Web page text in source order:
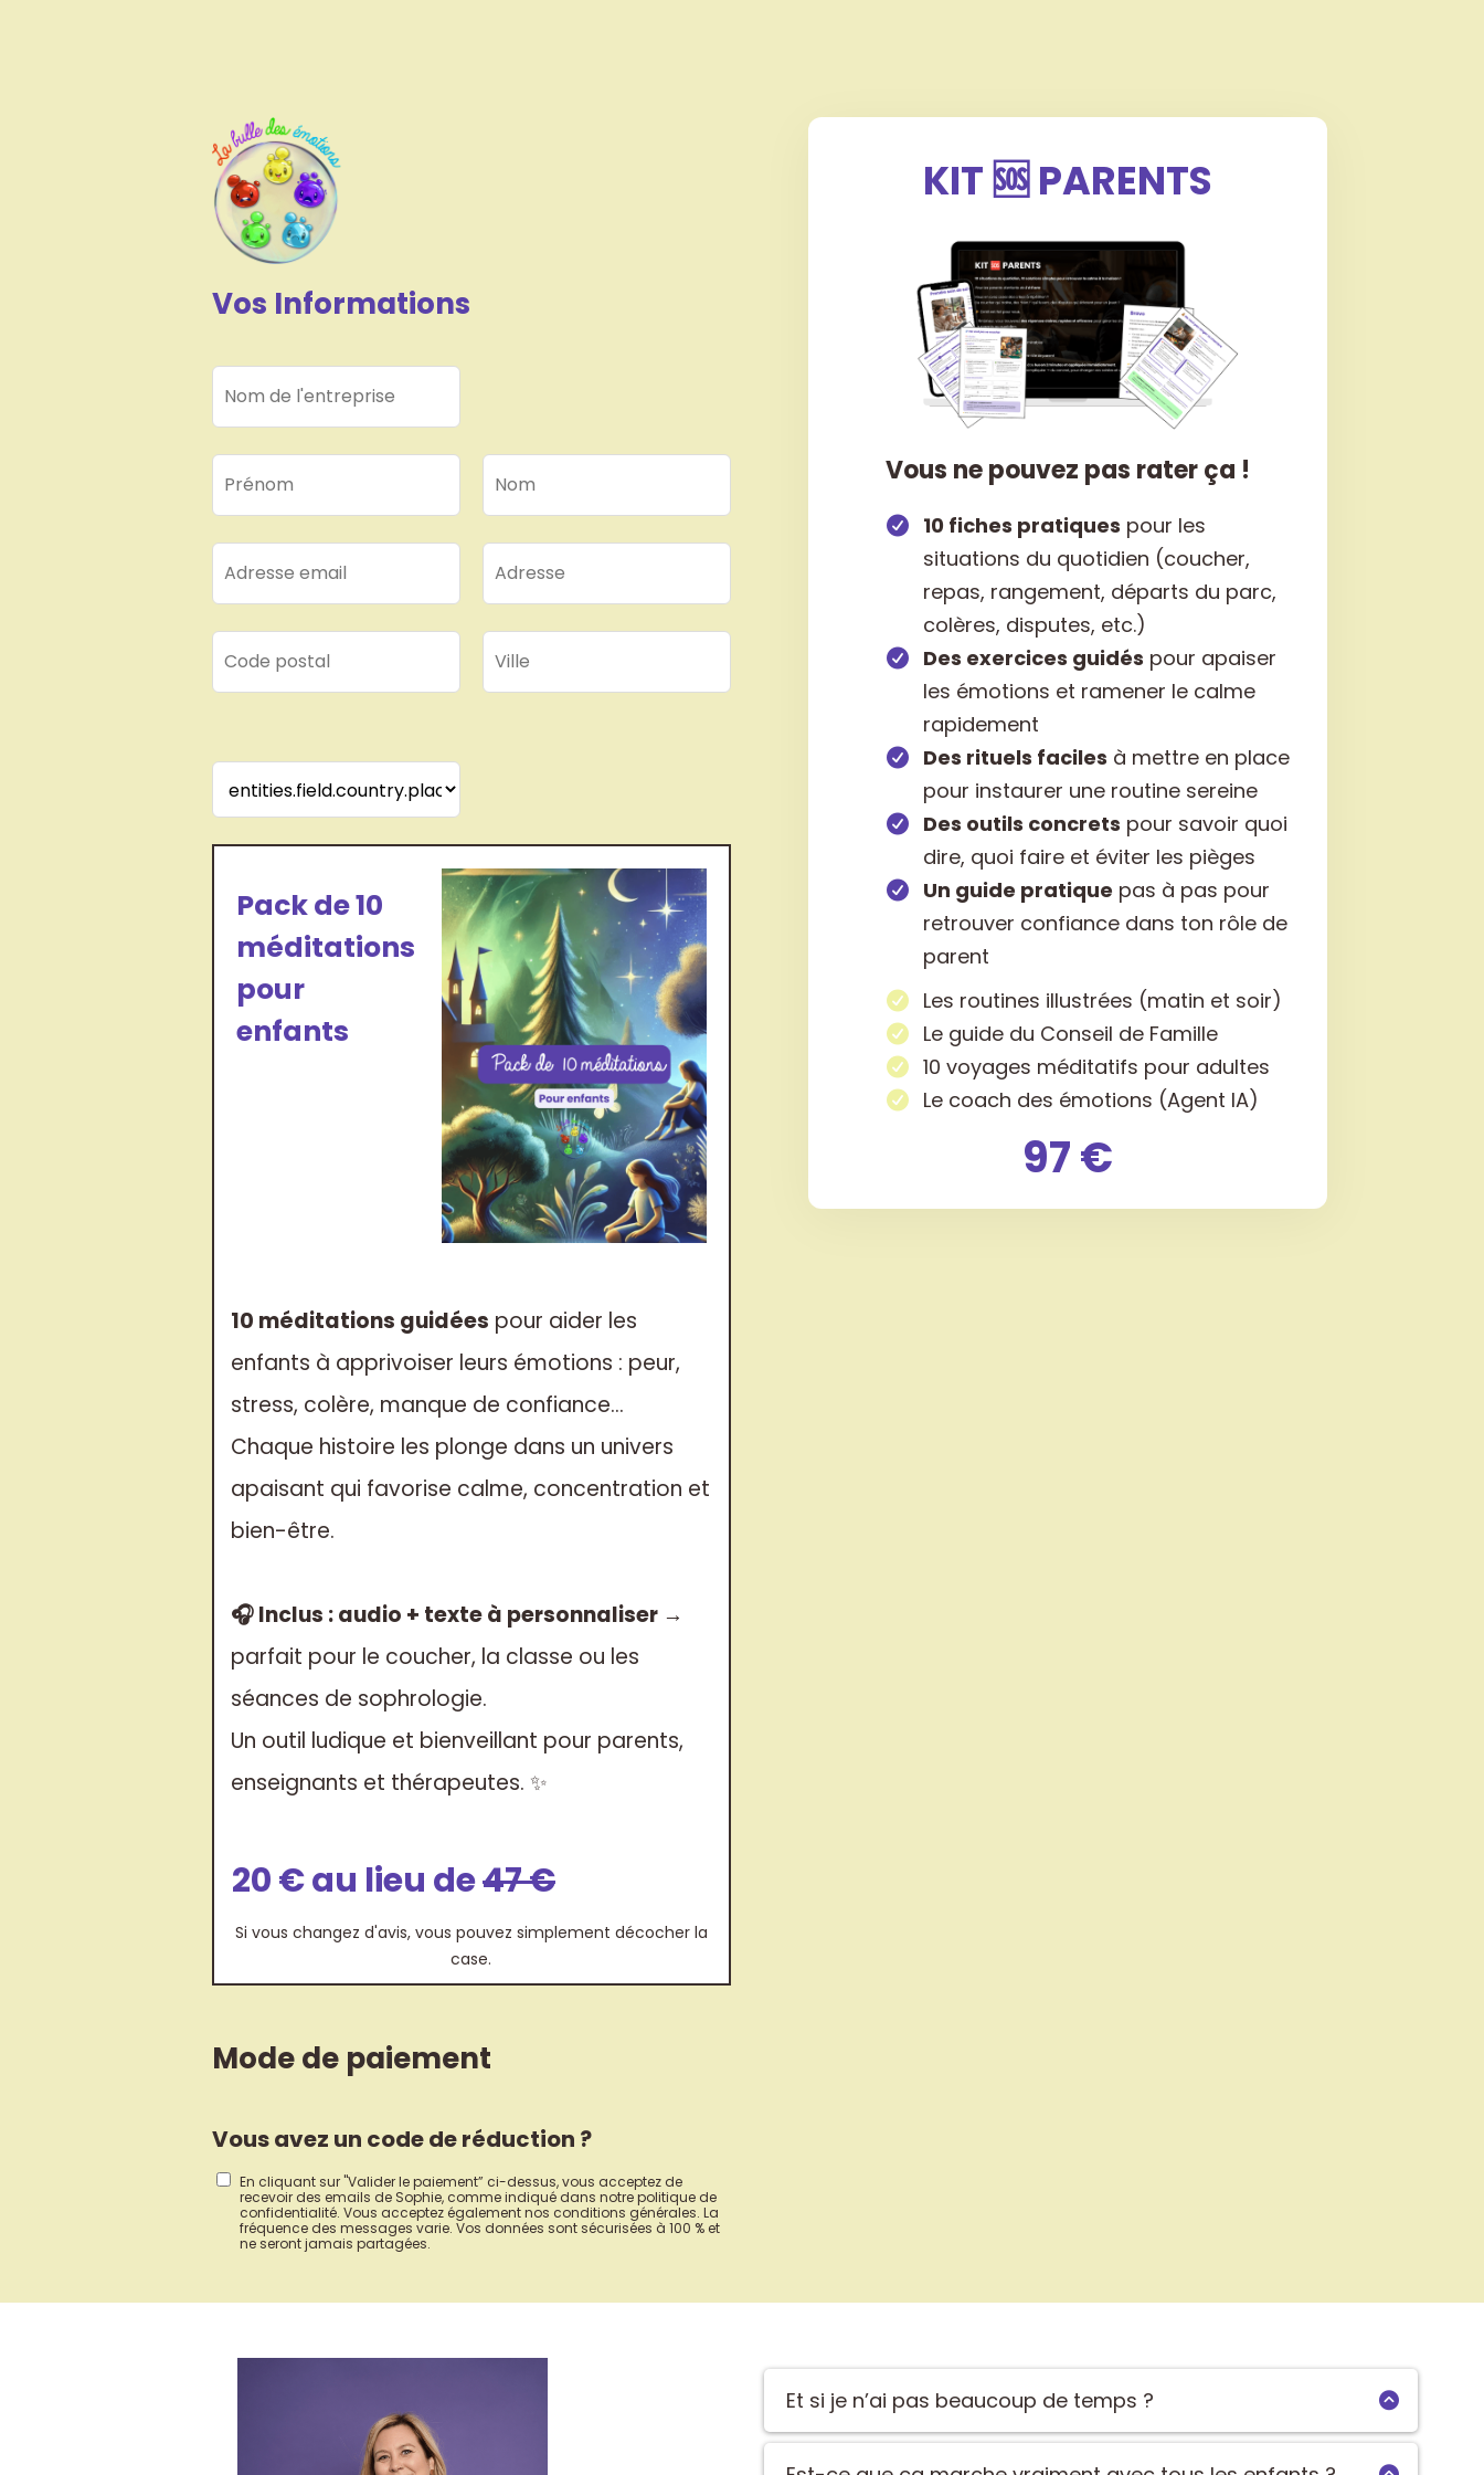
Vos Informations
Pack de 10
méditations
pour
enfants
10 méditations guidées pour aider les
enfants à apprivoiser leurs émotions : peur,
stress, colère, manque de confiance…
Chaque histoire les plonge dans un univers
apaisant qui favorise calme, concentration et
bien-être.
🎧 Inclus : audio + texte à personnaliser →
parfait pour le coucher, la classe ou les
séances de sophrologie.
Un outil ludique et bienveillant pour parents,
enseignants et thérapeutes. ✨
20 € au lieu de47 €
Si vous changez d'avis, vous pouvez simplement décocher la
case.
Mode de paiement
Vous avez un code de réduction ?
En cliquant sur "Valider le paiement” ci-dessus, vous acceptez de
recevoir des emails de Sophie, comme indiqué dans notre politique de
confidentialité. Vous acceptez également nos conditions générales. La
fréquence des messages varie. Vos données sont sécurisées à 100 % et
ne seront jamais partagées.
KIT 🆘 PARENTS
Vous ne pouvez pas rater ça !
10 fiches pratiques pour les
situations du quotidien (coucher,
repas, rangement, départs du parc,
colères, disputes, etc.)
Des exercices guidés pour apaiser
les émotions et ramener le calme
rapidement
Des rituels faciles à mettre en place
pour instaurer une routine sereine
Des outils concrets pour savoir quoi
dire, quoi faire et éviter les pièges
Un guide pratique pas à pas pour
retrouver confiance dans ton rôle de
parent
Les routines illustrées (matin et soir)
Le guide du Conseil de Famille
10 voyages méditatifs pour adultes
Le coach des émotions (Agent IA)
97 €
Et si je n’ai pas beaucoup de temps ?
Pas besoin d’y passer des heures : chaque fiche se lit en 2 minutes et les outils